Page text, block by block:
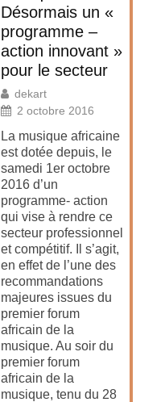
Désormais un «
programme –
action innovant »
pour le secteur
dekart
2 octobre 2016
La musique africaine
est dotée depuis, le
samedi 1er octobre
2016 d’un
programme- action
qui vise à rendre ce
secteur professionnel
et compétitif. Il s’agit,
en effet de l’une des
recommandations
majeures issues du
premier forum
africain de la
musique. Au soir du
premier forum
africain de la
musique, tenu du 28